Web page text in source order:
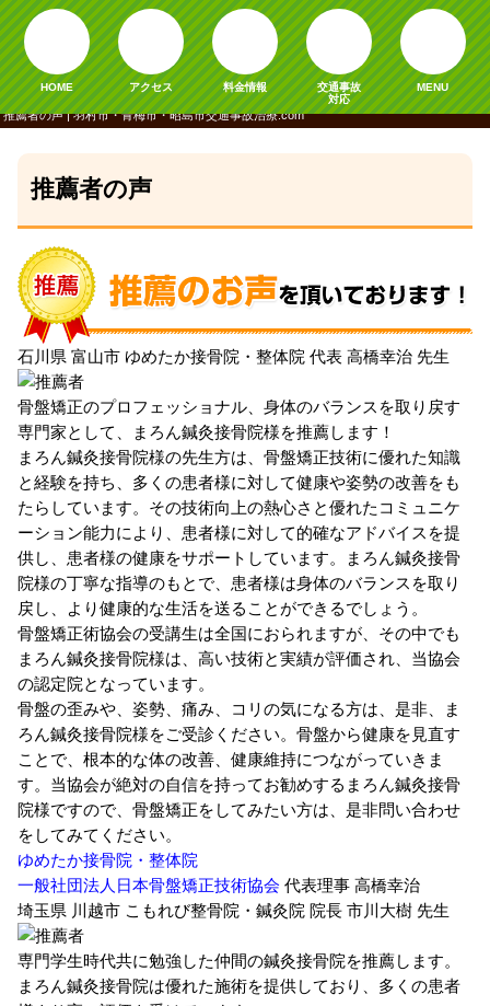
推薦者の声 | 羽村市・青梅市・昭島市交通事故治療.com
HOME アクセス 料金情報
交通事故
対応
MENU
推薦者の声
石川県 富山市 ゆめたか接骨院・整体院 代表 高橋幸治 先生
骨盤矯正のプロフェッショナル、身体のバランスを取り戻す
専門家として、まろん鍼灸接骨院様を推薦します！
まろん鍼灸接骨院様の先生方は、骨盤矯正技術に優れた知識
と経験を持ち、多くの患者様に対して健康や姿勢の改善をも
たらしています。その技術向上の熱心さと優れたコミュニケ
ーション能力により、患者様に対して的確なアドバイスを提
供し、患者様の健康をサポートしています。まろん鍼灸接骨
院様の丁寧な指導のもとで、患者様は身体のバランスを取り
戻し、より健康的な生活を送ることができるでしょう。
骨盤矯正術協会の受講生は全国におられますが、その中でも
まろん鍼灸接骨院様は、高い技術と実績が評価され、当協会
の認定院となっています。
骨盤の歪みや、姿勢、痛み、コリの気になる方は、是非、ま
ろん鍼灸接骨院様をご受診ください。骨盤から健康を見直す
ことで、根本的な体の改善、健康維持につながっていきま
す。当協会が絶対の自信を持ってお勧めするまろん鍼灸接骨
院様ですので、骨盤矯正をしてみたい方は、是非問い合わせ
をしてみてください。
ゆめたか接骨院・整体院
一般社団法人日本骨盤矯正技術協会 代表理事 高橋幸治
埼玉県 川越市 こもれび整骨院・鍼灸院 院長 市川大樹 先生
専門学生時代共に勉強した仲間の鍼灸接骨院を推薦します。
まろん鍼灸接骨院は優れた施術を提供しており、多くの患者